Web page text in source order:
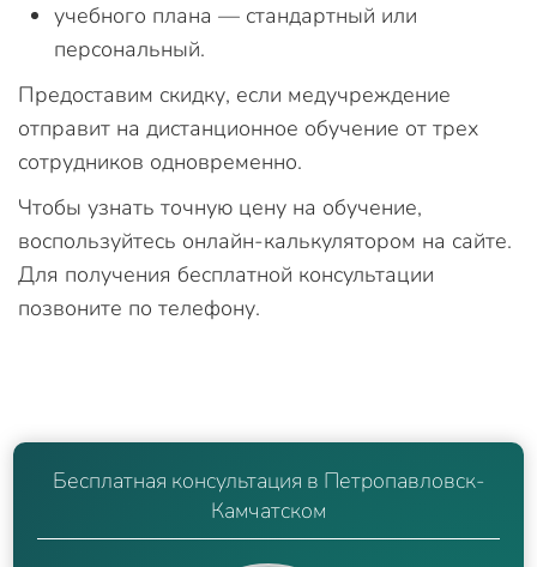
учебного плана — стандартный или
персональный.
Предоставим скидку, если медучреждение
отправит на дистанционное обучение от трех
сотрудников одновременно.
Чтобы узнать точную цену на обучение,
воспользуйтесь онлайн-калькулятором на сайте.
Для получения бесплатной консультации
позвоните по телефону.
Бесплатная консультация в Петропавловск-
Камчатском